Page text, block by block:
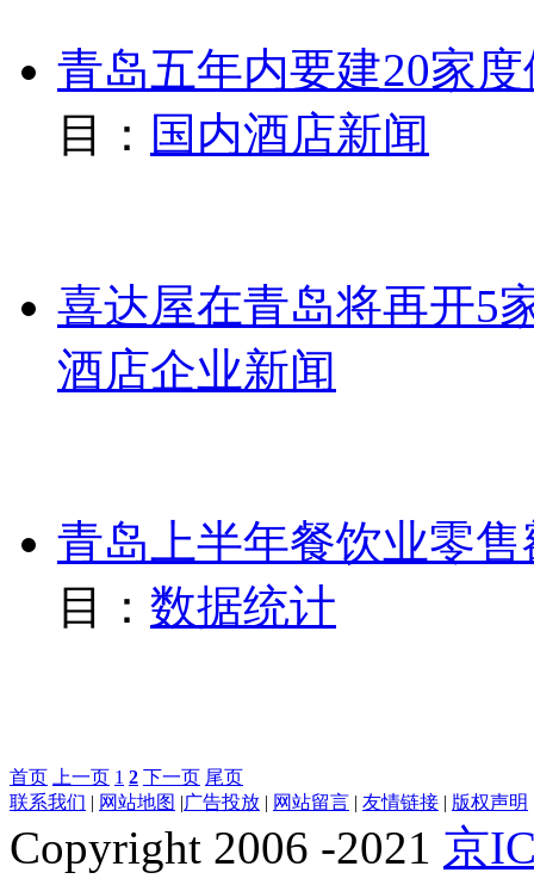
青岛五年内要建20家
目： 国内酒店新闻
喜达屋在青岛将再开5
酒店企业新闻
青岛上半年餐饮业零售
目： 数据统计
首页 上一页 1 2 下一页 尾页
联系我们 | 网站地图 |广告投放 | 网站留言 | 友情链接 | 版权声明
Copyright 2006 -2021 京